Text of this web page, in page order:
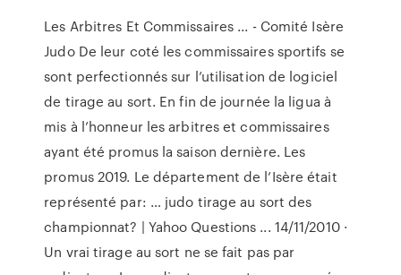
Les Arbitres Et Commissaires ... - Comité Isère
Judo De leur coté les commissaires sportifs se
sont perfectionnés sur l’utilisation de logiciel
de tirage au sort. En fin de journée la ligua à
mis à l’honneur les arbitres et commissaires
ayant été promus la saison dernière. Les
promus 2019. Le département de l’Isère était
représenté par: … judo tirage au sort des
championnat? | Yahoo Questions ... 14/11/2010 ·
Un vrai tirage au sort ne se fait pas par